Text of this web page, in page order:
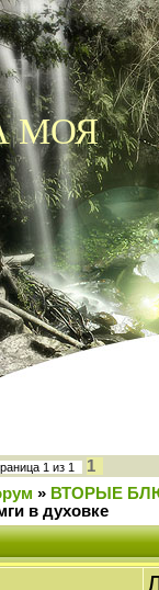
МОЯ
1 из 1
1
» ВТОРЫЕ
в духовке